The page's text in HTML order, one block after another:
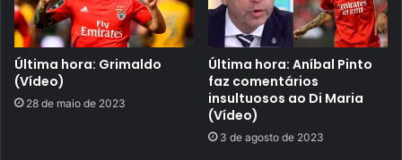
Última hora: Grimaldo
(Vídeo)
28 de maio de 2023
Última hora: Aníbal Pinto
faz comentários
insultuosos ao Di Maria
(Vídeo)
3 de agosto de 2023